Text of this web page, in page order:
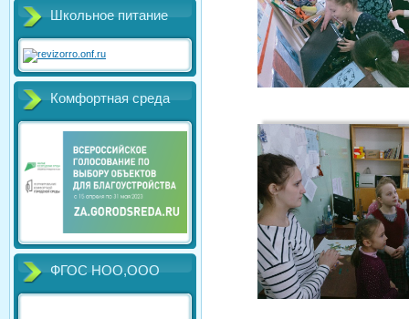
Школьное питание
Комфортная среда
ФГОС НОО,ООО